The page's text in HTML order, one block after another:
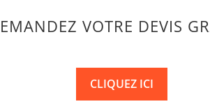
VOTRE DEVIS
CLIQUEZ ICI